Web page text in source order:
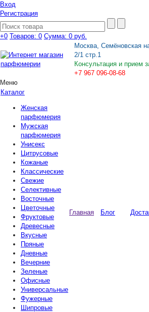
Вход
Регистрация
+0 Товаров: 0 Сумма: 0 руб.
Москва, Семёновская
2/1 стр.1
Консультация и прием
+7 967 096-08-68
Меню
Каталог
Женская
парфюмерия
Мужская
парфюмерия
Унисекс
Цитрусовые
Кожаные
Классические
Свежие
Селективные
Восточные
Цветочные
Фруктовые
Древесные
Вкусные
Пряные
Дневные
Вечерние
Зеленые
Офисные
Универсальные
Фужерные
Шипровые
Главная Блог